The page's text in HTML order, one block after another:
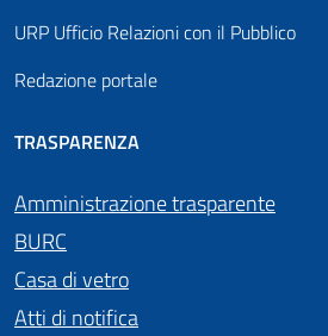
URP Ufficio Relazioni con il Pubblico
Redazione portale
TRASPARENZA
Amministrazione trasparente
BURC
Casa di vetro
Atti di notifica